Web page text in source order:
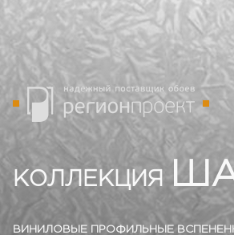
КОЛЛЕКЦИЯ
ВИНИЛОВЫЕ ПРОФИЛЬНЫЕ